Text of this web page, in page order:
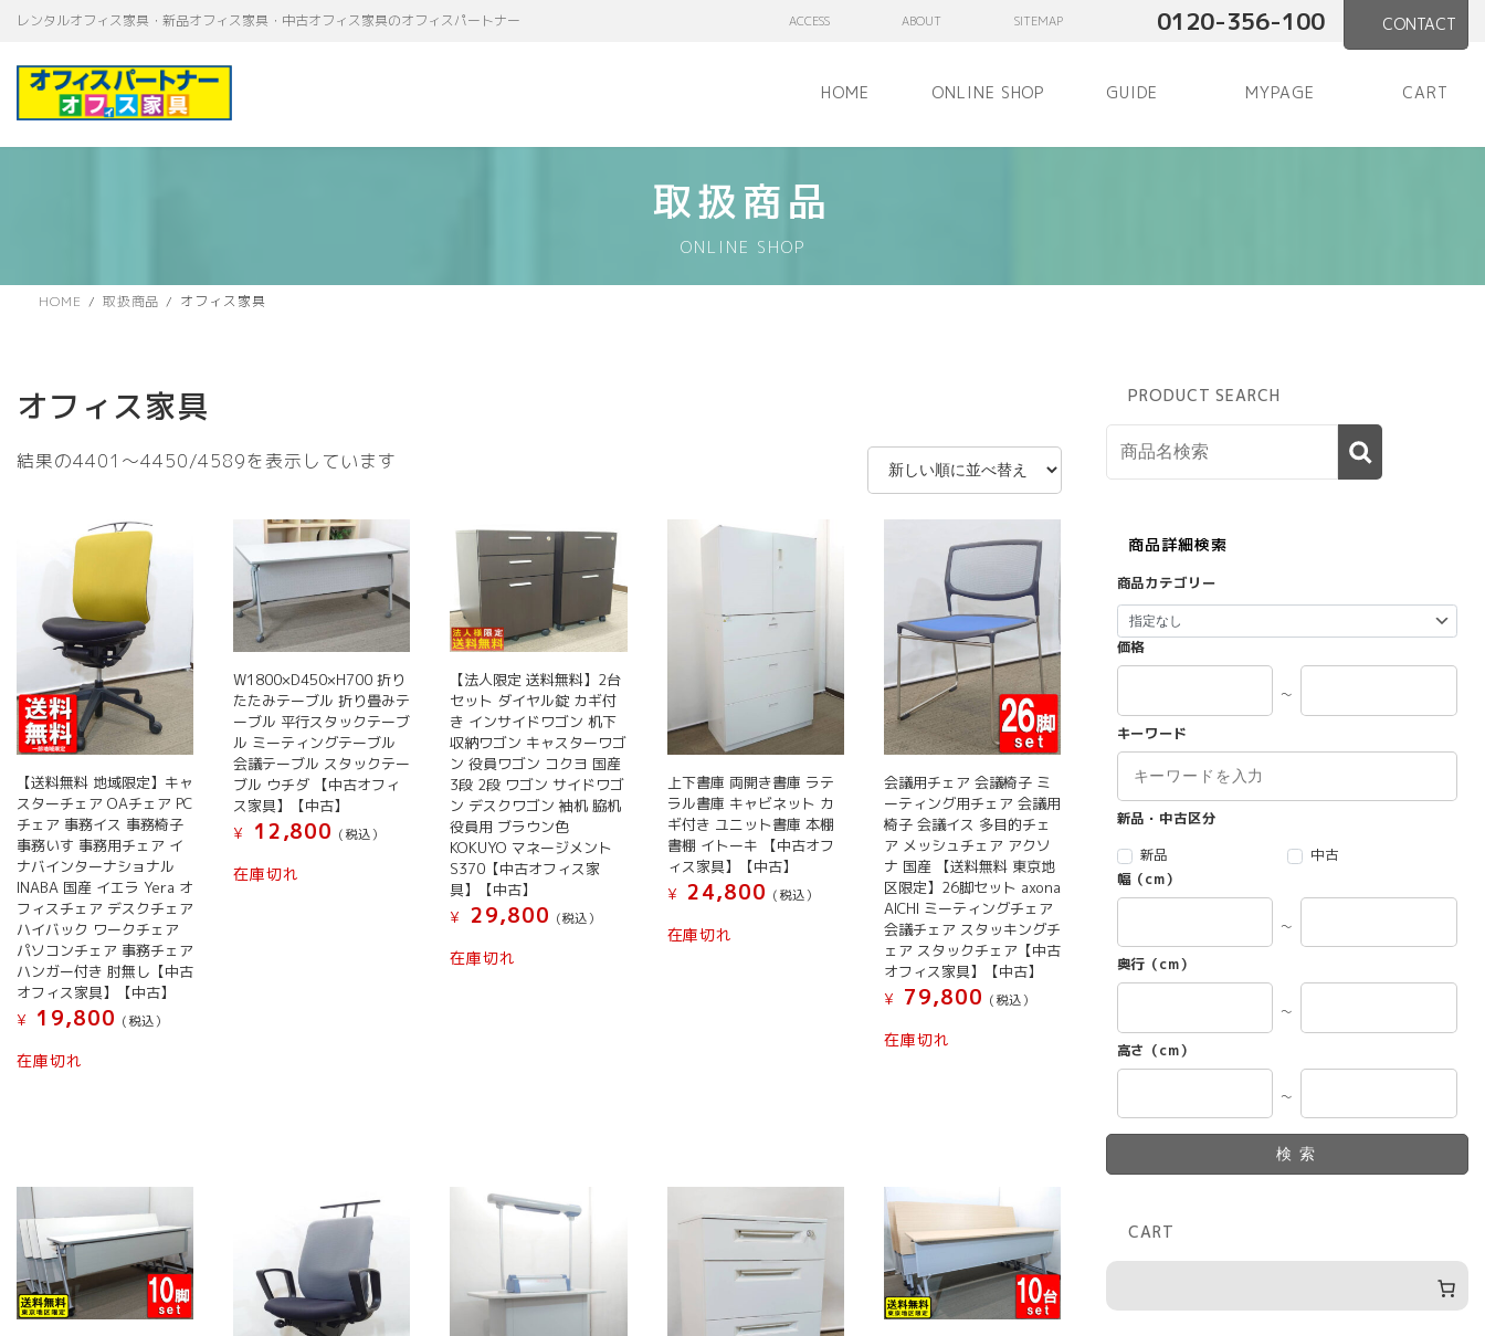
テ
ゲ
レンタルオフィス家具・新品オフィス家具・中古オフィス家具のオフィスパートナー ACCESS ABOUT SITEMAP 0120-356-100 CONTACT
HOME ONLINE SHOP GUIDE MYPAGE CART
取扱商品
ONLINE SHOP
HOME 取扱商品 オフィス家具
オフィス家具
結果の4401～4450/4589を表示しています
順
【送料無料 地域限定】キャ
スターチェア OAチェア PC
チェア 事務イス 事務椅子
事務いす 事務用チェア イ
ナバインターナショナル
INABA 国産 イエラ Yera オ
フィスチェア デスクチェア
ハイバック ワークチェア
パソコンチェア 事務チェア
ハンガー付き 肘無し【中古
オフィス家具】【中古】
¥
19,800 (税込）
在庫切れ
W1800×D450×H700 折り
たたみテーブル 折り畳みテ
ーブル 平行スタックテーブ
ル ミーティングテーブル
会議テーブル スタックテー
ブル ウチダ 【中古オフィ
ス家具】【中古】
¥
12,800 (税込）
在庫切れ
【法人限定 送料無料】2台
セット ダイヤル錠 カギ付
き インサイドワゴン 机下
収納ワゴン キャスターワゴ
ン 役員ワゴン コクヨ 国産
3段 2段 ワゴン サイドワゴ
ン デスクワゴン 袖机 脇机
役員用 ブラウン色
KOKUYO マネージメント
S370【中古オフィス家
具】【中古】
¥
29,800 (税込）
在庫切れ
上下書庫 両開き書庫 ラテ
ラル書庫 キャビネット カ
ギ付き ユニット書庫 本棚
書棚 イトーキ 【中古オフ
ィス家具】【中古】
¥ 24,800 (税込）
在庫切れ
会議用チェア 会議椅子 ミ
ーティング用チェア 会議用
椅子 会議イス 多目的チェ
ア メッシュチェア アクソ
ナ 国産 【送料無料 東京地
区限定】26脚セット axona
AICHI ミーティングチェア
会議チェア スタッキングチ
ェア スタックチェア【中古
オフィス家具】【中古】
¥
79,800 (税込）
在庫切れ
PRODUCT SEARCH
商品詳細検索
商品カテゴリー
価格
～
キーワード
新品・中古区分
新品
中古
幅（cm）
～
奥行（cm）
～
高さ（cm）
～
検索
CART